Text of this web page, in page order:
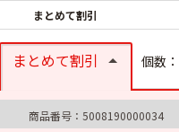
まとめて割引
まとめて割引 個数：
商品番号：5008190000034